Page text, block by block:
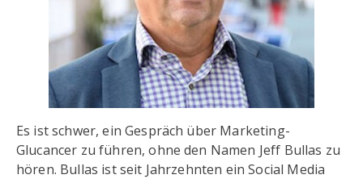
Es ist schwer, ein Gespräch über Marketing-
Glucancer zu führen, ohne den Namen Jeff Bullas zu
hören. Bullas ist seit Jahrzehnten ein Social Media